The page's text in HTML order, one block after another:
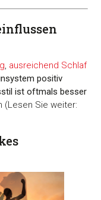
, ausreichend Schlaf
positiv
ist oftmals besser
(Lesen Sie weiter: